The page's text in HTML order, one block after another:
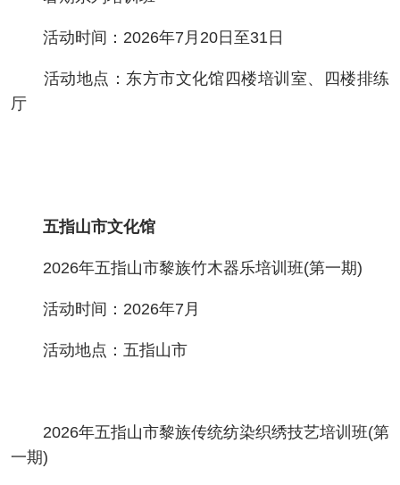
活动时间：2026年7月20日至31日
活动地点：东方市文化馆四楼培训室、四楼排练
厅
五指山市文化馆
2026年五指山市黎族竹木器乐培训班(第一期)
活动时间：2026年7月
活动地点：五指山市
2026年五指山市黎族传统纺染织绣技艺培训班(第
一期)